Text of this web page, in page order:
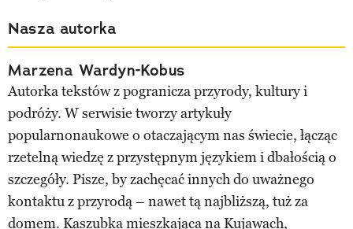
Nasza autorka
Marzena Wardyn-Kobus
Autorka tekstów z pogranicza przyrody, kultury i
podróży. W serwisie tworzy artykuły
popularnonaukowe o otaczającym nas świecie, łącząc
rzetelną wiedzę z przystępnym językiem i dbałością o
szczegóły. Pisze, by zachęcać innych do uważnego
kontaktu z przyrodą – nawet tą najbliższą, tuż za
domem. Kaszubka mieszkająca na Kujawach,